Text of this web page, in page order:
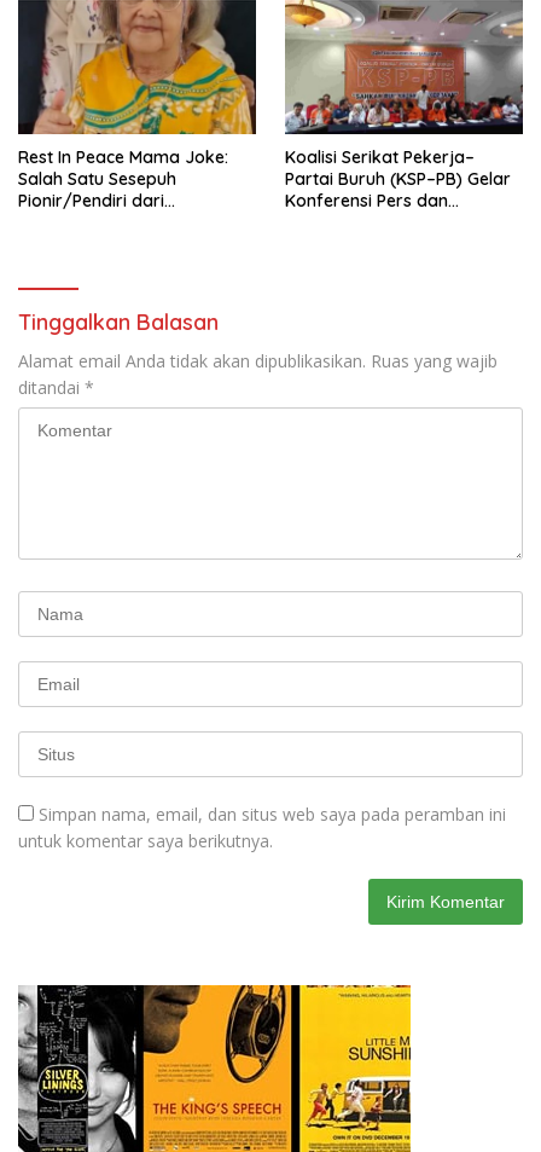
Tema: “Penguatan dan
Pengembangan Organisasi
KBI yang Berbasis Riset di
seluruh Indonesia dan
Mancanegara”.
Rest In Peace Mama Joke:
Salah Satu Sesepuh
Pionir/Pendiri dari
Kasih Allah.
Koalisi Serikat Pekerja–
Partai Buruh (KSP–PB) Gelar
Konferensi Pers dan
Tinggalkan Balasan
Alamat email Anda tidak akan dipublikasikan. Ruas yang wajib
ditandai *
Simpan nama, email, dan situs web saya pada peramban ini
untuk komentar saya berikutnya.